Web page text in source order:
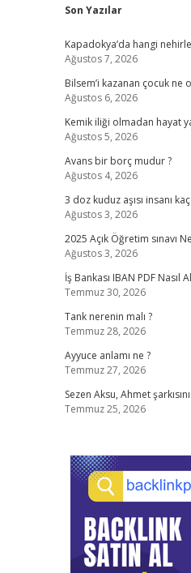
Sidebar
Son Yazılar
Kapadokya’da hangi
Ağustos 7, 2026
Bilsem’i kazanan çocuk ne
Ağustos 6, 2026
Kemik iliği olmadan hayat
Ağustos 5, 2026
Avans bir borç mudur ?
Ağustos 4, 2026
3 doz kuduz aşısı insanı
Ağustos 3, 2026
2025 Açık Öğretim sınavı
Ağustos 3, 2026
İş Bankası IBAN PDF Nasıl
Temmuz 30, 2026
Tank nerenin malı ?
Temmuz 28, 2026
Ayyuce anlamı ne ?
Temmuz 27, 2026
Sezen Aksu, Ahmet
Temmuz 25, 2026